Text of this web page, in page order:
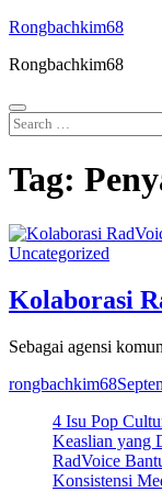
Skip
content
Rongbachkim68
Rongbachkim68
Search
for:
Tag:
Uncategorized
Kolaborasi
Sebagai agensi
rongbachkim68
4 Isu Pop
Keaslian yang
RadVoice
Konsistensi